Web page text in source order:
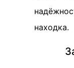
находка.